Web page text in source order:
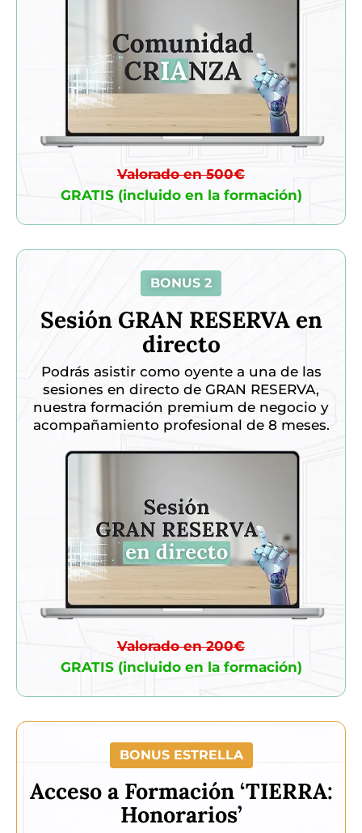
Valorado en 500€
GRATIS (incluido en la formación)
BONUS 2
Sesión GRAN RESERVA en
directo
Podrás asistir como oyente a una de las
sesiones en directo de GRAN RESERVA,
nuestra formación premium de negocio y
acompañamiento profesional de 8 meses.
Valorado en 200€
GRATIS (incluido en la formación)
BONUS ESTRELLA
Acceso a Formación ‘TIERRA:
Honorarios’